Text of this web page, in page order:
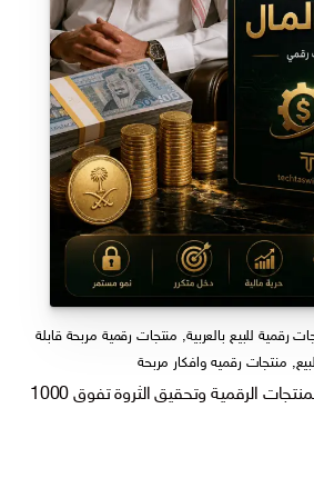
رقمية للبيع بالعربية, منتجات رقمية مربحة قابلة
, منتجات رقميه وافكار مربحة
الرقمية وتحقيق الثروة تفوق 1000 ريال شهريا